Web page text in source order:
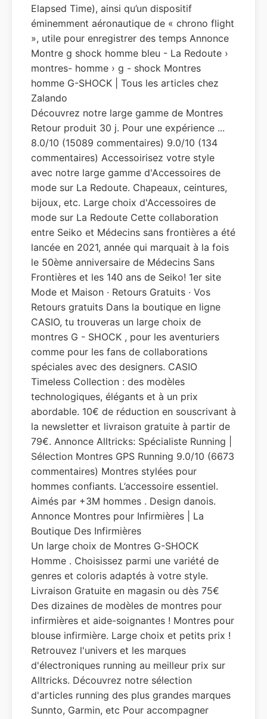
Elapsed Time), ainsi qu’un dispositif
éminemment aéronautique de « chrono flight
», utile pour enregistrer des temps Annonce
Montre g shock homme bleu - La Redoute ›
montres- homme › g - shock Montres
homme G-SHOCK | Tous les articles chez
Zalando
Découvrez notre large gamme de Montres
Retour produit 30 j. Pour une expérience ...
8.0/10 (15089 commentaires) 9.0/10 (134
commentaires) Accessoirisez votre style
avec notre large gamme d'Accessoires de
mode sur La Redoute. Chapeaux, ceintures,
bijoux, etc. Large choix d'Accessoires de
mode sur La Redoute Cette collaboration
entre Seiko et Médecins sans frontières a été
lancée en 2021, année qui marquait à la fois
le 50ème anniversaire de Médecins Sans
Frontières et les 140 ans de Seiko! 1er site
Mode et Maison · Retours Gratuits · Vos
Retours gratuits Dans la boutique en ligne
CASIO, tu trouveras un large choix de
montres G - SHOCK , pour les aventuriers
comme pour les fans de collaborations
spéciales avec des designers. CASIO
Timeless Collection : des modèles
technologiques, élégants et à un prix
abordable. 10€ de réduction en souscrivant à
la newsletter et livraison gratuite à partir de
79€. Annonce Alltricks: Spécialiste Running |
Sélection Montres GPS Running 9.0/10 (6673
commentaires) Montres stylées pour
hommes confiants. L’accessoire essentiel.
Aimés par +3M hommes . Design danois.
Annonce Montres pour Infirmières | La
Boutique Des Infirmières
Un large choix de Montres G-SHOCK
Homme . Choisissez parmi une variété de
genres et coloris adaptés à votre style.
Livraison Gratuite en magasin ou dès 75€
Des dizaines de modèles de montres pour
infirmières et aide-soignantes ! Montres pour
blouse infirmière. Large choix et petits prix !
Retrouvez l'univers et les marques
d'électroniques running au meilleur prix sur
Alltricks. Découvrez notre sélection
d'articles running des plus grandes marques
Sunnto, Garmin, etc Pour accompagner